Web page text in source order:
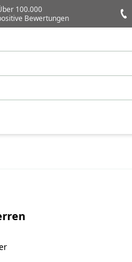
100.000
Bewertungen